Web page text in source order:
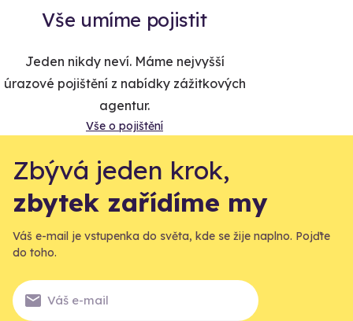
Vše umíme pojistit
Jeden nikdy neví. Máme nejvyšší
úrazové pojištění z nabídky zážitkových
agentur.
Vše o pojištění
Zbývá jeden krok,
zbytek zařídíme my
Váš e-mail je vstupenka do světa, kde se žije naplno. Pojďte
do toho.